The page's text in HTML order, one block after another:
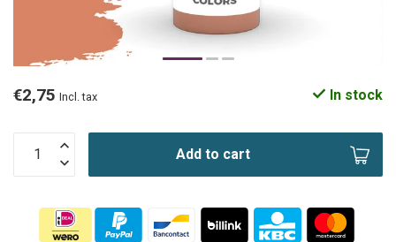
€2,75 Incl. tax In stock
Add to cart